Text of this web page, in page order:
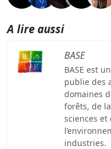
A lire aussi
BASE
BASE est
publie des
domaines
forêts, de
sciences et
industries.